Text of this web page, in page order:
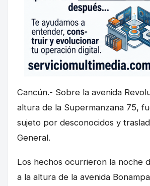
Cancún.- Sobre la avenida
altura de la Supermanzana 75,
sujeto por desconocidos y
General.
Los hechos ocurrieron la noche
a la altura de la avenida